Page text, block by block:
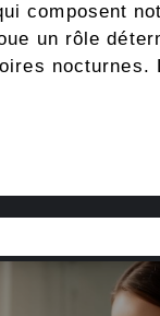
composent
un rôle
nocturnes.